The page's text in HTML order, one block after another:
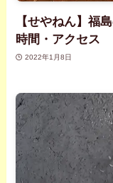
【せやねん】福
時間・アクセス
2022年1月8日